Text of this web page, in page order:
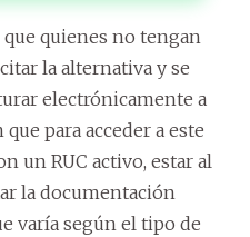
quienes no tengan
la alternativa y se
electrónicamente a
para acceder a este
un RUC activo, estar al
la documentación
varía según el tipo de